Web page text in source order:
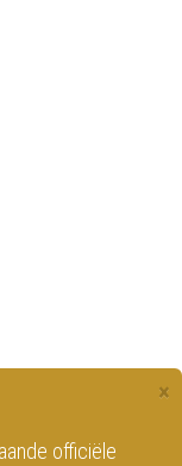
×
officiële